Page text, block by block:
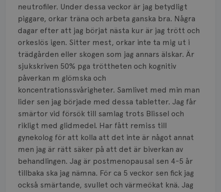
neutrofiler. Under dessa veckor är jag betydligt
piggare, orkar träna och arbeta ganska bra. Några
dagar efter att jag börjat nästa kur är jag trött och
orkeslös igen. Sitter mest, orkar inte ta mig ut i
trädgården eller skogen som jag annars älskar. Är
sjukskriven 50% pga tröttheten och kognitiv
påverkan m glömska och
koncentrationssvårigheter. Samlivet med min man
lider sen jag började med dessa tabletter. Jag får
smärtor vid försök till samlag trots Blissel och
rikligt med glidmedel. Har fått remiss till
gynekolog för att kolla att det inte är något annat
men jag är rätt säker på att det är biverkan av
behandlingen. Jag är postmenopausal sen 4-5 år
tillbaka ska jag nämna. För ca 5 veckor sen fick jag
också smärtande, svullet och värmeökat knä. Jag
Typ av bröstcancer
Smärta
Prognos
Risker
Spridd bröstcancer
Strålning
Vätska